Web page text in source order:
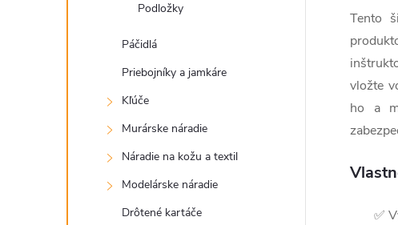
Podložky
Páčidlá
Priebojníky a jamkáre
Kľúče
Murárske náradie
Náradie na kožu a textil
Modelárske náradie
Drôtené kartáče
Tento
vložte
ho a
✅